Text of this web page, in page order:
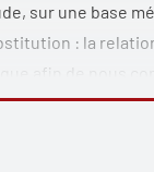
sur une base
: la
afin de nous
du